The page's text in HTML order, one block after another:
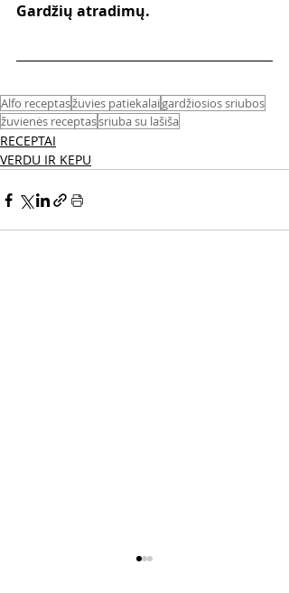
Gardžių atradimų.
Alfo receptasžuvies patiekalaigardžiosios sriubos
žuvienės receptassriuba su lašiša
RECEPTAI
VERDU IR KEPU